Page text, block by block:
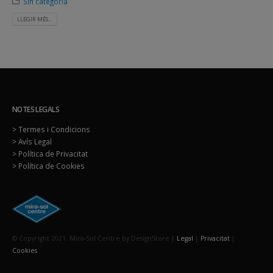
LLEGIR MÉS...
NOTES LEGALS
> Termes i Condicions
> Avís Legal
> Política de Privacitat
> Política de Cookies
© Copyright 2021. Mira-Sol Centre by DesignStore | Legal | Privacitat |
Cookies